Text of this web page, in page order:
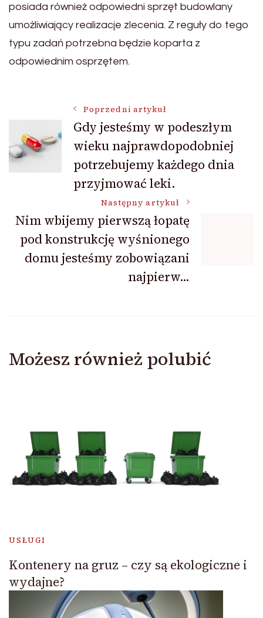
posiada również odpowiedni sprzęt budowlany
umożliwiający realizacje zlecenia. Z reguły do tego
typu zadań potrzebna będzie koparta z
odpowiednim osprzętem.
Nawigacja
wpisu
Poprzedni artykuł
Gdy jesteśmy w podeszłym
wieku najprawdopodobniej
potrzebujemy każdego dnia
przyjmować leki.
Następny artykuł
Nim wbijemy pierwszą łopatę
pod konstrukcję wyśnionego
domu jesteśmy zobowiązani
najpierw…
Możesz również polubić
USŁUGI
Kontenery na gruz – czy są ekologiczne i
wydajne?